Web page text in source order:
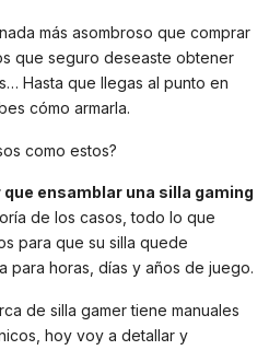
más asombroso que comprar
que seguro deseaste obtener
Hasta que llegas al punto en
cómo armarla.
como estos?
ensamblar una silla gaming
de los casos, todo lo que
para que su silla quede
para horas, días y años de juego.
de silla gamer tiene manuales
hoy voy a detallar y